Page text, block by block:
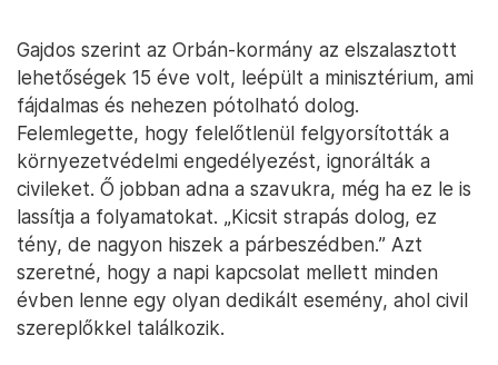
Gajdos szerint az Orbán-kormány az elszalasztott
lehetőségek 15 éve volt, leépült a minisztérium, ami
fájdalmas és nehezen pótolható dolog.
Felemlegette, hogy felelőtlenül felgyorsították a
környezetvédelmi engedélyezést, ignorálták a
civileket. Ő jobban adna a szavukra, még ha ez le is
lassítja a folyamatokat. „Kicsit strapás dolog, ez
tény, de nagyon hiszek a párbeszédben.” Azt
szeretné, hogy a napi kapcsolat mellett minden
évben lenne egy olyan dedikált esemény, ahol civil
szereplőkkel találkozik.